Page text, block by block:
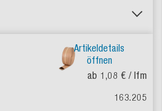
Artikeldetails
öffnen
ab 1,08 € / lfm
163.205